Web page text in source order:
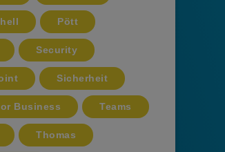
Pött
Security
Sicherheit
Business Teams
Thomas